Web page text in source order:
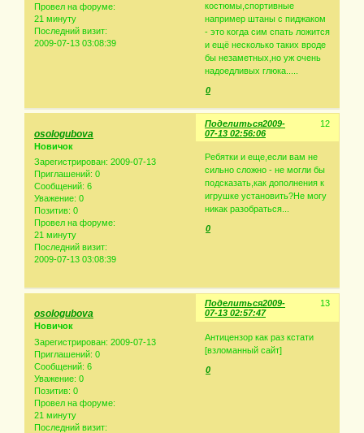
Провел на форуме:
21 минуту
Последний визит:
2009-07-13 03:08:39
костюмы,спортивные
например штаны с пиджаком
- это когда сим спать ложится
и ещё несколько таких вроде
бы незаметных,но уж очень
надоедливых глюка.....
0
Поделиться 12
2009-
07-13 02:56:06
osologubova
Новичок
Зарегистрирован: 2009-07-13
Приглашений: 0
Сообщений: 6
Уважение: 0
Позитив: 0
Провел на форуме:
21 минуту
Последний визит:
2009-07-13 03:08:39
Ребятки и еще,если вам не
сильно сложно - не могли бы
подсказать,как дополнения к
игрушке установить?Не могу
никак разобраться...
0
Поделиться 13
2009-
07-13 02:57:47
osologubova
Новичок
Зарегистрирован: 2009-07-13
Приглашений: 0
Сообщений: 6
Уважение: 0
Позитив: 0
Провел на форуме:
21 минуту
Последний визит:
Антицензор как раз кстати
[взломанный сайт]
0